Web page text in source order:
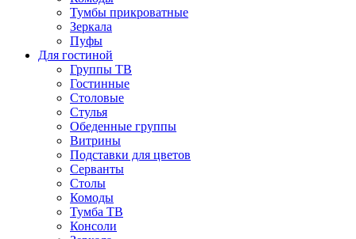
Тумбы прикроватные
Зеркала
Пуфы
Для гостиной
Группы ТВ
Гостинные
Столовые
Стулья
Обеденные группы
Витрины
Подставки для цветов
Серванты
Столы
Комоды
Тумба ТВ
Консоли